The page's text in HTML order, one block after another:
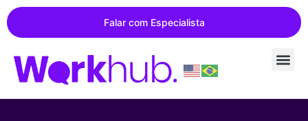
Falar com Especialista